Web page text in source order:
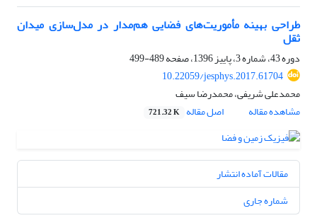
طراحی بهینه مأموریت‌های فضایی هم‌مدار در مدل‌سازی میدان
ثقل
دوره 43، شماره 3، پاییز 1396، صفحه
489-499
10.22059/jesphys.2017.61704
محمدعلی شریفی، محمدرضا سیف
مشاهده مقاله
اصل مقاله 721.32 K
مقالات آماده انتشار
شماره جاری